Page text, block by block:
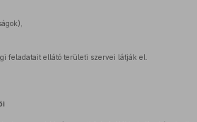
feladatait ellátó területi szervei látják el.